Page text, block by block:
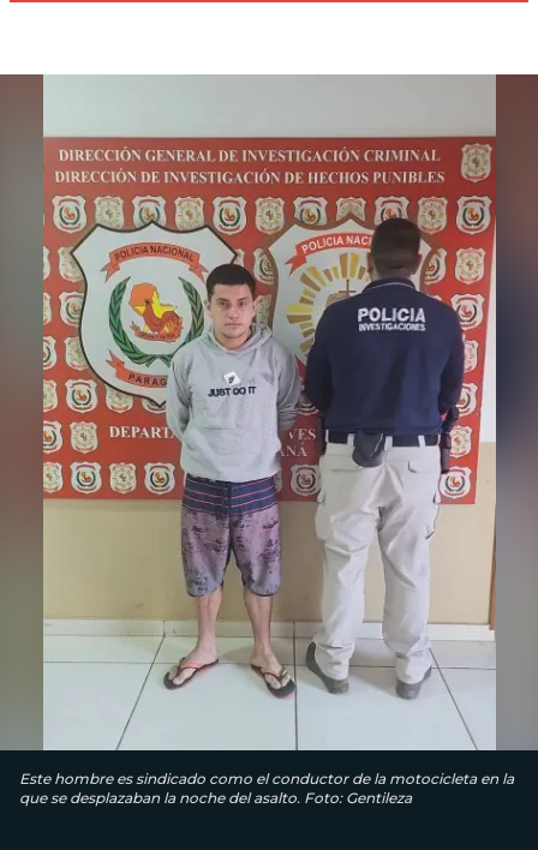
Este hombre es sindicado como el conductor de la motocicleta en la
que se desplazaban la noche del asalto. Foto: Gentileza